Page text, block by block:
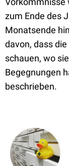
zum Ende des
Monatsende
davon, dass
schauen, wo
Begegnungen
beschrieben.